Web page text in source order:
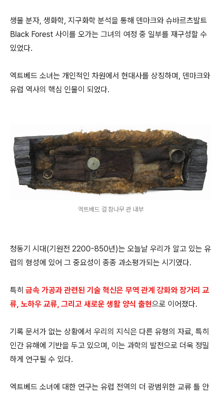
생물 분자, 생화학, 지구화학 분석을 통해 덴마크와 슈바르츠발트
Black Forest 사이를 오가는 그녀의 여정 중 일부를 재구성할 수
있었다.
엑트베드 소녀는 개인적인 차원에서 현대사를 상징하며, 덴마크와
유럽 역사의 핵심 인물이 되었다.
엑트베드 걸 참나무 관 내부
청동기 시대(기원전 2200-850년)는 오늘날 우리가 알고 있는 유
럽의 형성에 있어 그 중요성이 종종 과소평가되는 시기였다.
특히 금속 가공과 관련된 기술 혁신은 무역 관계 강화와 장거리 교
류, 노하우 교류, 그리고 새로운 생활 양식 출현으로 이어졌다.
기록 문서가 없는 상황에서 우리의 지식은 다른 유형의 자료, 특히
인간 유해에 기반을 두고 있으며, 이는 과학의 발전으로 더욱 정밀
하게 연구될 수 있다.
엑트베드 소녀에 대한 연구는 유럽 전역의 더 광범위한 교류 틀 안